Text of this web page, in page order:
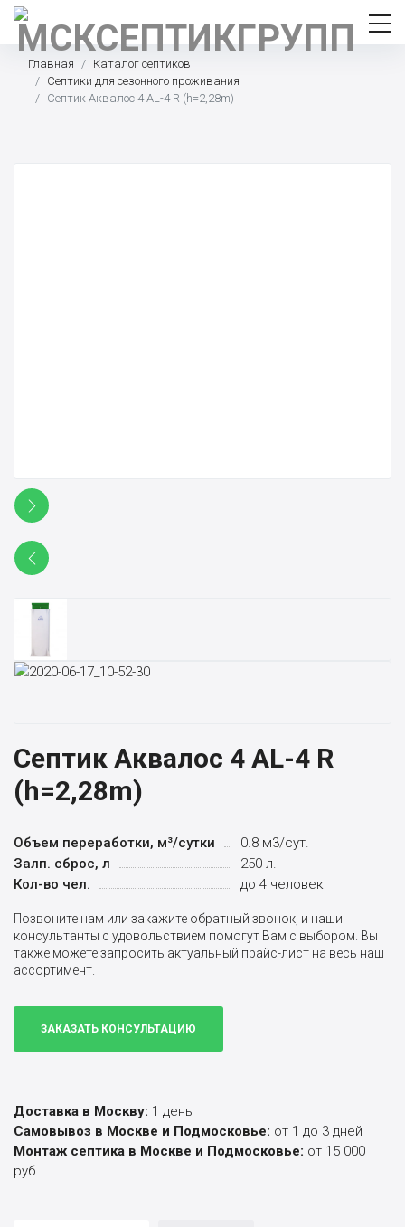
Главная
Каталог септиков
Септики для сезонного проживания
Септик Аквалос 4 AL-4 R (h=2,28m)
Септик Аквалос 4 AL-4 R
(h=2,28m)
Объем переработки, м³/сутки
0.8 м3/сут.
Залп. сброс, л
250 л.
Кол-во чел.
до 4 человек
Позвоните нам или закажите обратный звонок, и наши
консультанты с удовольствием помогут Вам с выбором. Вы
также можете запросить актуальный прайс-лист на весь наш
ассортимент.
ЗАКАЗАТЬ КОНСУЛЬТАЦИЮ
Доставка в Москву: 1 день
Самовывоз в Москве и Подмосковье: от 1 до 3 дней
Монтаж септика в Москве и Подмосковье: от 15 000
руб.